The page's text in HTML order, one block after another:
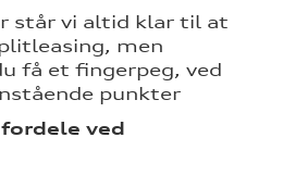
står vi altid klar til at
men
få et fingerpeg, ved
punkter
ved